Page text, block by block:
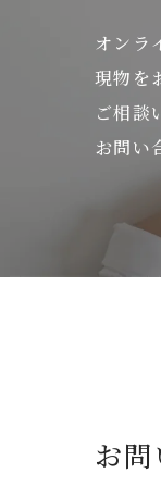
オンラ
現物を
ご相談
お問い
お